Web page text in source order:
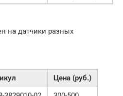
на датчики разных
Цена (руб.)